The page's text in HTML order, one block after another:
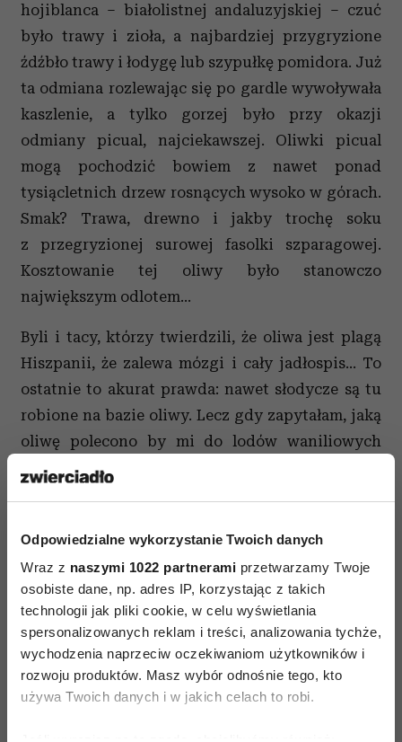
Odpowiedzialne wykorzystanie Twoich danych
Wraz z naszymi 1022 partnerami przetwarzamy Twoje
osobiste dane, np. adres IP, korzystając z takich
technologii jak pliki cookie, w celu wyświetlania
spersonalizowanych reklam i treści, analizowania tychże,
wychodzenia naprzeciw oczekiwaniom użytkowników i
rozwoju produktów. Masz wybór odnośnie tego, kto
używa Twoich danych i w jakich celach to robi.
hojiblanca – białolistnej andaluzyjskiej – czuć
było trawy i zioła, a najbardziej przygryzione
źdźbło trawy i łodygę lub szypułkę pomidora. Już
ta odmiana rozlewając się po gardle wywoływała
kaszlenie, a tylko gorzej było przy okazji
odmiany picual, najciekawszej. Oliwki picual
mogą pochodzić bowiem z nawet ponad
tysiącletnich drzew rosnących wysoko w górach.
Smak? Trawa, drewno i jakby trochę soku
z przegryzionej surowej fasolki szparagowej.
Kosztowanie tej oliwy było stanowczo
największym odlotem...
Byli i tacy, którzy twierdzili, że oliwa jest plagą
Hiszpanii, że zalewa mózgi i cały jadłospis... To
ostatnie to akurat prawda: nawet słodycze są tu
robione na bazie oliwy. Lecz gdy zapytałam, jaką
oliwę polecono by mi do lodów waniliowych
(mając w pamięci choćby austriackie połączenie
głównie – na temperaturę wyzwalania się
aromatu. Bo, jak się szybko okazało, w Hiszpanii
robi się lody z oliwy, ale nie waniliowe...
Z rozmarynem.